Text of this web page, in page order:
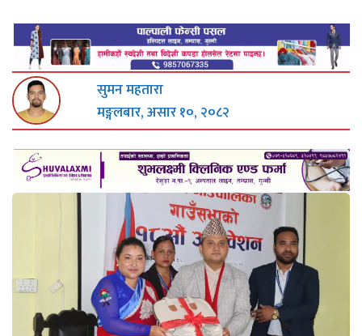
सुमन महतारा
मङ्गलबार, असार १०, २०८२